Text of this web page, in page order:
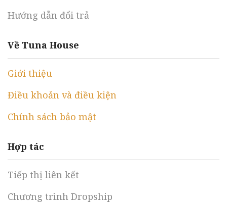
Hướng dẫn đổi trả
Về Tuna House
Giới thiệu
Điều khoản và điều kiện
Chính sách bảo mật
Hợp tác
Tiếp thị liên kết
Chương trình Dropship